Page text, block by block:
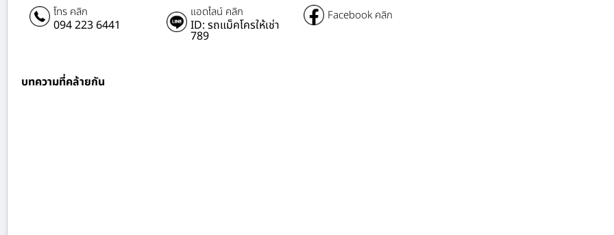
โทร คลิก
094 223 6441
แอดไลน์ คลิก
ID: รถแม็คโครให้เช่า
789
Facebook คลิก
บทความที่คล้ายกัน